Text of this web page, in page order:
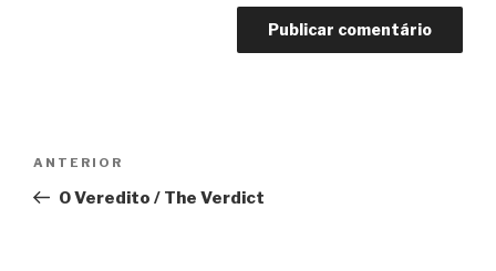
Post
Anterior
ANTERIOR
O Veredito / The Verdict